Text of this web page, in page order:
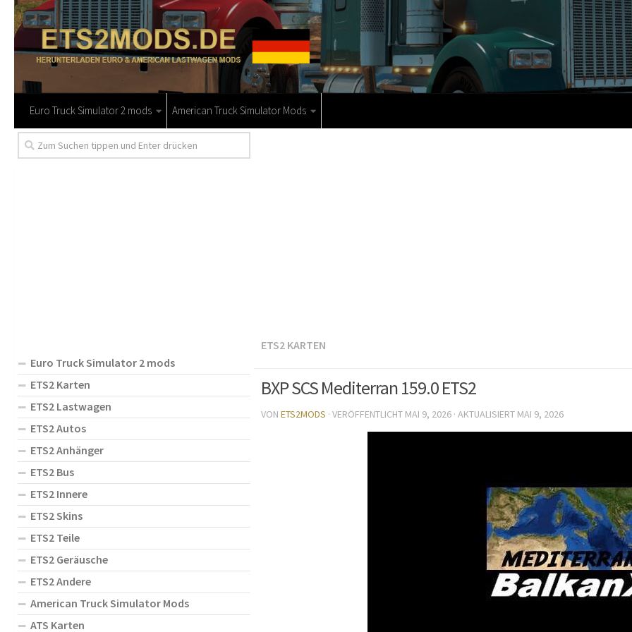
Euro Truck Simulator 2 mods American Truck Simulator Mods
ETS2 KARTEN
BXP SCS Mediterran 159.0 ETS2
VON ETS2MODS · VERÖFFENTLICHT MAI 9, 2026 · AKTUALISIERT MAI 9, 2026
Euro Truck Simulator 2 mods
ETS2 Karten
ETS2 Lastwagen
ETS2 Autos
ETS2 Anhänger
ETS2 Bus
ETS2 Innere
ETS2 Skins
ETS2 Teile
ETS2 Geräusche
ETS2 Andere
American Truck Simulator Mods
ATS Karten